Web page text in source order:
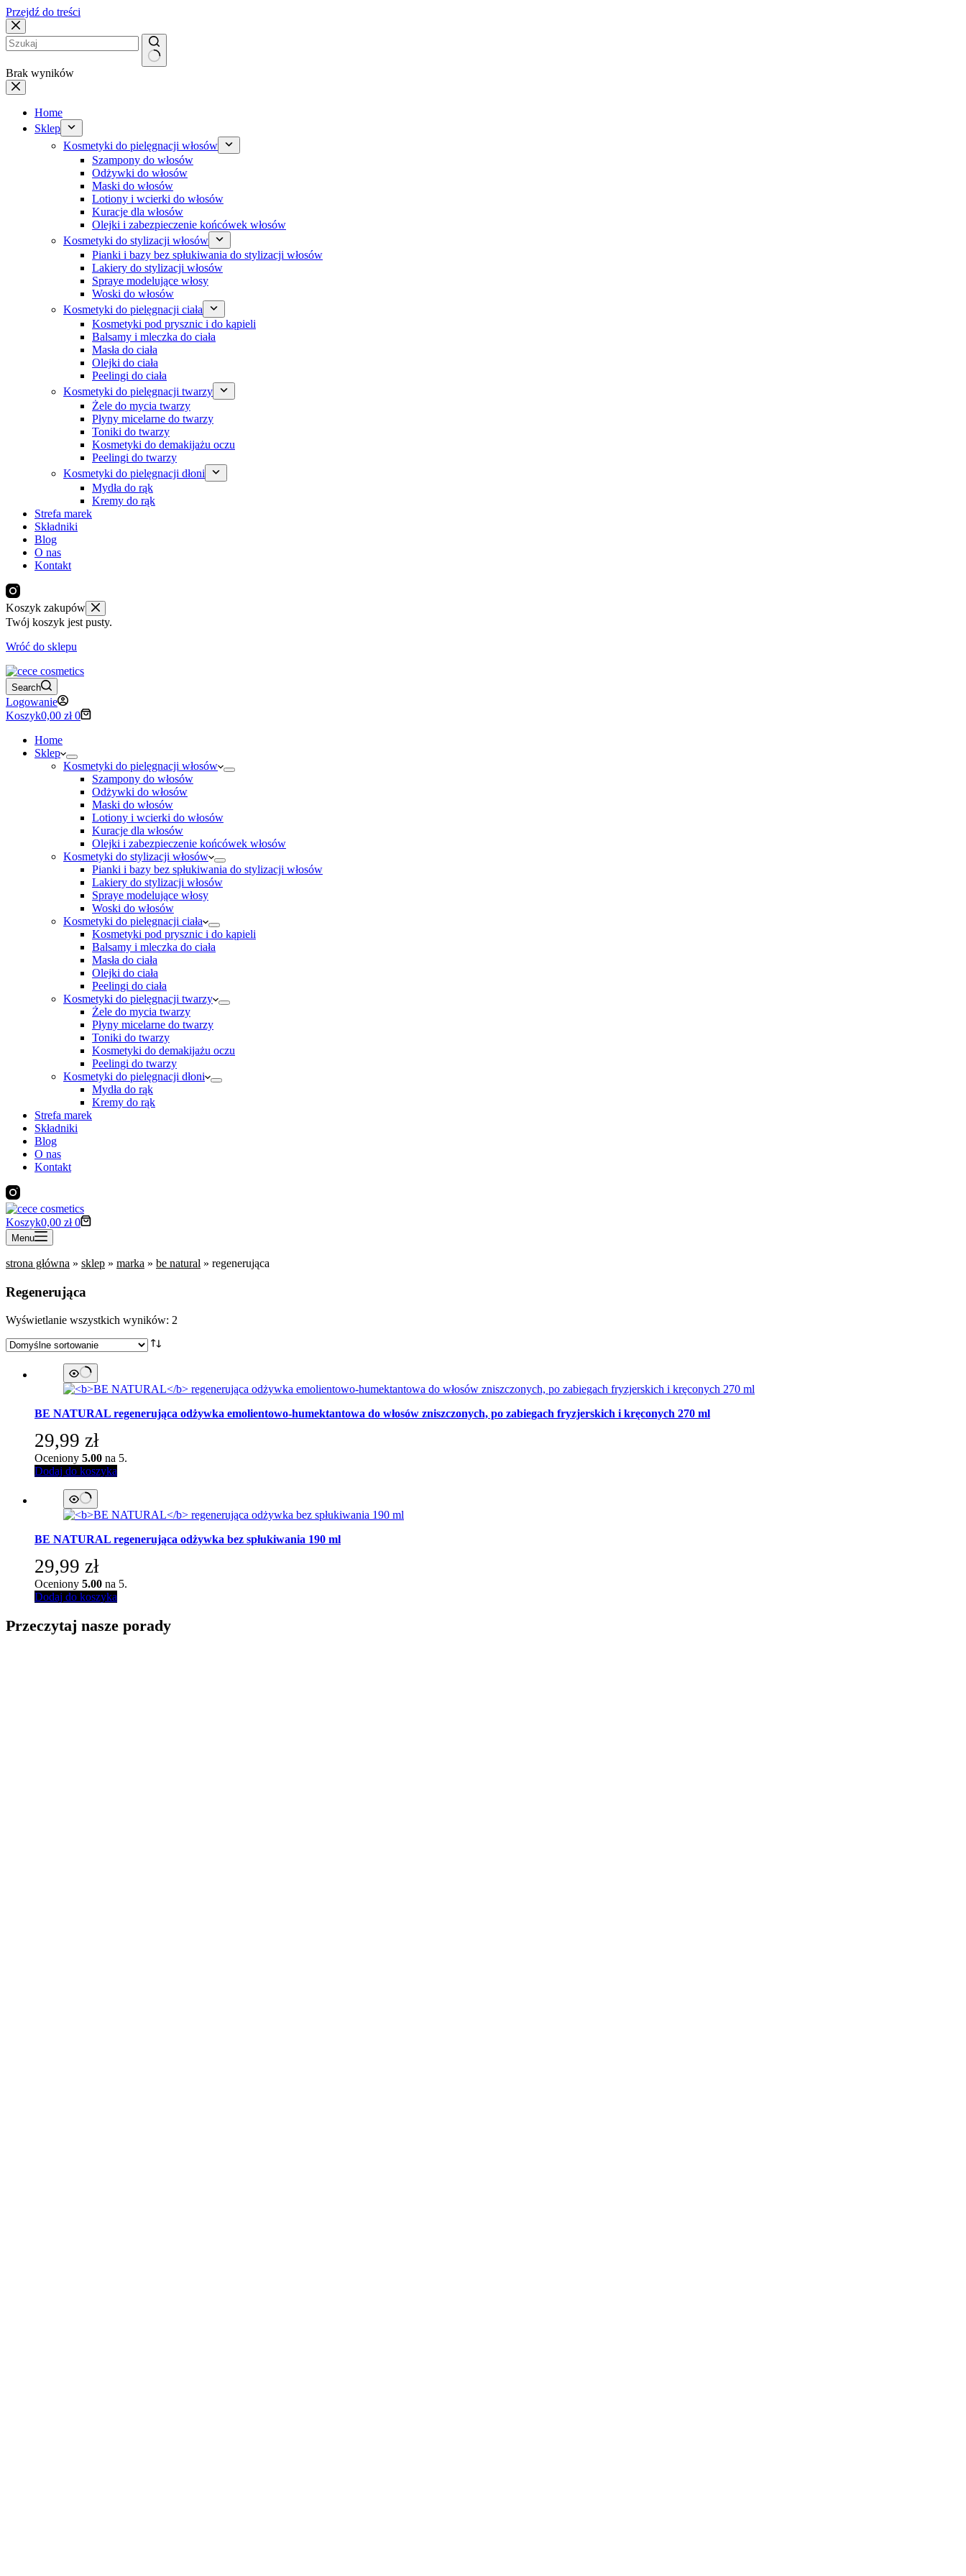
Przejdź do treści
Brak wyników
Home
Sklep
Kosmetyki do pielęgnacji włosów
Szampony do włosów
Odżywki do włosów
Maski do włosów
Lotiony i wcierki do włosów
Kuracje dla włosów
Olejki i zabezpieczenie końcówek włosów
Kosmetyki do stylizacji włosów
Pianki i bazy bez spłukiwania do stylizacji włosów
Lakiery do stylizacji włosów
Spraye modelujące włosy
Woski do włosów
Kosmetyki do pielęgnacji ciała
Kosmetyki pod prysznic i do kąpieli
Balsamy i mleczka do ciała
Masła do ciała
Olejki do ciała
Peelingi do ciała
Kosmetyki do pielęgnacji twarzy
Żele do mycia twarzy
Płyny micelarne do twarzy
Toniki do twarzy
Kosmetyki do demakijażu oczu
Peelingi do twarzy
Kosmetyki do pielęgnacji dłoni
Mydła do rąk
Kremy do rąk
Strefa marek
Składniki
Blog
O nas
Kontakt
Koszyk zakupów
Twój koszyk jest pusty.
Wróć do sklepu
Search
Logowanie
Koszyk0,00 zł 0
Home
Sklep
Kosmetyki do pielęgnacji włosów
Szampony do włosów
Odżywki do włosów
Maski do włosów
Lotiony i wcierki do włosów
Kuracje dla włosów
Olejki i zabezpieczenie końcówek włosów
Kosmetyki do stylizacji włosów
Pianki i bazy bez spłukiwania do stylizacji włosów
Lakiery do stylizacji włosów
Spraye modelujące włosy
Woski do włosów
Kosmetyki do pielęgnacji ciała
Kosmetyki pod prysznic i do kąpieli
Balsamy i mleczka do ciała
Masła do ciała
Olejki do ciała
Peelingi do ciała
Kosmetyki do pielęgnacji twarzy
Żele do mycia twarzy
Płyny micelarne do twarzy
Toniki do twarzy
Kosmetyki do demakijażu oczu
Peelingi do twarzy
Kosmetyki do pielęgnacji dłoni
Mydła do rąk
Kremy do rąk
Strefa marek
Składniki
Blog
O nas
Kontakt
Koszyk0,00 zł 0
Menu
strona główna » sklep » marka » be natural » regenerująca
Regenerująca
Wyświetlanie wszystkich wyników: 2
BE NATURAL regenerująca odżywka emolientowo-humektantowa do włosów zniszczonych, po zabiegach fryzjerskich i kręconych 270 ml
29,99 zł
Oceniony 5.00 na 5.
Dodaj do koszyka
BE NATURAL regenerująca odżywka bez spłukiwania 190 ml
29,99 zł
Oceniony 5.00 na 5.
Dodaj do koszyka
Przeczytaj nasze porady